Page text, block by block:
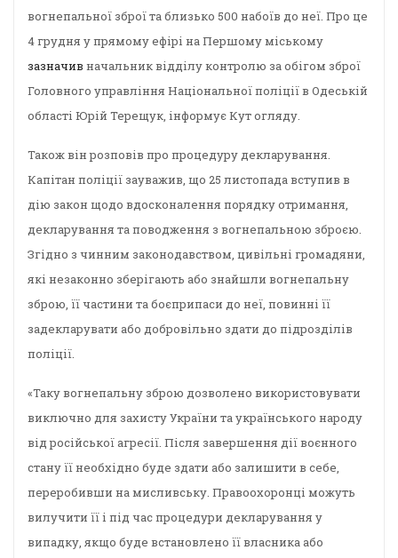
вогнепальної зброї та близько 500 набоїв до неї. Про це
4 грудня у прямому ефірі на Першому міському
зазначив начальник відділу контролю за обігом зброї
Головного управління Національної поліції в Одеській
області Юрій Терещук, інформує Кут огляду.
Також він розповів про процедуру декларування.
Капітан поліції зауважив, що 25 листопада вступив в
дію закон щодо вдосконалення порядку отримання,
декларування та поводження з вогнепальною зброєю.
Згідно з чинним законодавством, цивільні громадяни,
які незаконно зберігають або знайшли вогнепальну
зброю, її частини та боєприпаси до неї, повинні її
задекларувати або добровільно здати до підрозділів
поліції.
«Таку вогнепальну зброю дозволено використовувати
виключно для захисту України та українського народу
від російської агресії. Після завершення дії воєнного
стану її необхідно буде здати або залишити в себе,
переробивши на мисливську. Правоохоронці можуть
вилучити її і під час процедури декларування у
випадку, якщо буде встановлено її власника або